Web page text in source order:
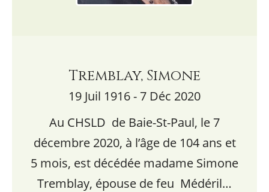
Tremblay, Simone
19 Juil 1916 - 7 Déc 2020
Au CHSLD de Baie-St-Paul, le 7
décembre 2020, à l’âge de 104 ans et
5 mois, est décédée madame Simone
Tremblay, épouse de feu Médéril…